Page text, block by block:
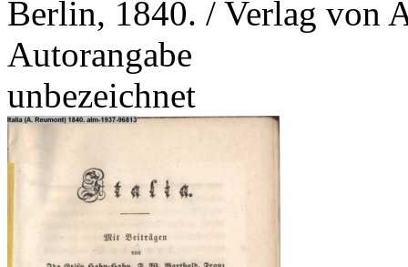
Berlin, 1840. / Verlag von
Autorangabe
unbezeichnet